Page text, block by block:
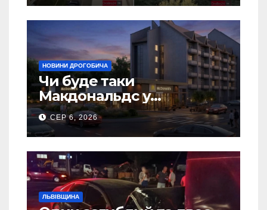
НОВИНИ ДРОГОБИЧА
Чи буде таки
Макдональдс у
Дрогобичі? (Фото)
СЕР 6, 2026
ЛЬВІВЩИНА